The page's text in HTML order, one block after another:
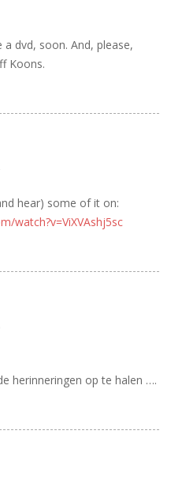
a dvd, soon. And, please,
Koons.
hear) some of it on:
watch?v=ViXVAshj5sc
herinneringen op te halen ….